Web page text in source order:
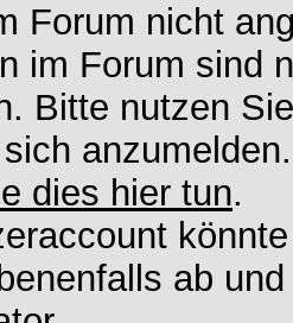
Forum nicht
im Forum sind
Bitte nutzen
dies hier tun.
ab